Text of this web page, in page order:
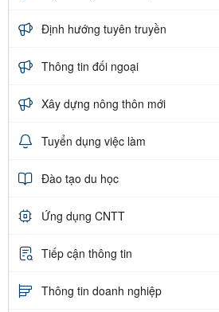
Định hướng tuyên truyền
Thông tin đối ngoại
Xây dựng nông thôn mới
Tuyển dụng việc làm
Đào tạo du học
Ứng dụng CNTT
Tiếp cận thông tin
Thông tin doanh nghiệp